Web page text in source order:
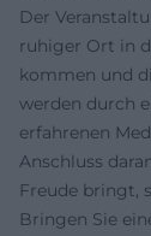
Der
ruhiger Ort in
kommen und
werden durch
erfahrenen
Anschluss
Freude bringt,
Bringen Sie